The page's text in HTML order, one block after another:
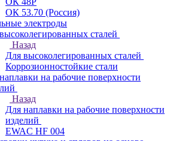
ОК 53.70 (Россия)
электроды
сталей
Назад
Для высоколегированных сталей
Коррозионностойкие стали
на рабочие поверхности
Назад
Для наплавки на рабочие поверхности
изделий
EWAC HF 004